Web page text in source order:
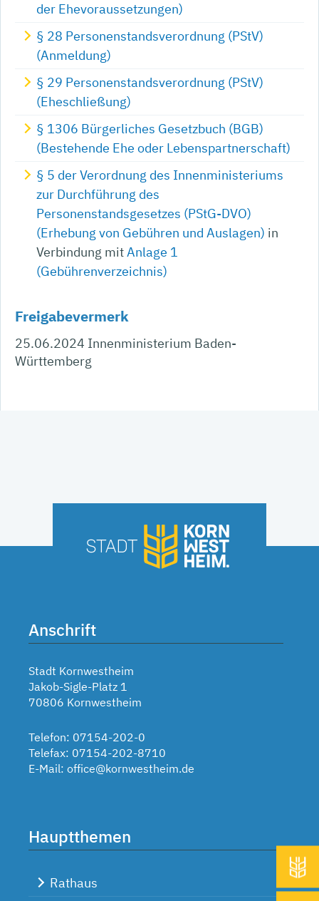
der Ehevoraussetzungen)
§ 28 Personenstandsverordnung (PStV)
(Anmeldung)
§ 29 Personenstandsverordnung (PStV)
(Eheschließung)
§ 1306 Bürgerliches Gesetzbuch (BGB)
(Bestehende Ehe oder Lebenspartnerschaft)
§ 5 der Verordnung des Innenministeriums
zur Durchführung des
Personenstandsgesetzes (PStG-DVO)
(Erhebung von Gebühren und Auslagen) in
Verbindung mitAnlage 1
(Gebührenverzeichnis)
Freigabevermerk
25.06.2024 Innenministerium Baden-
Württemberg
Anschrift
Stadt Kornwestheim
Jakob-Sigle-Platz 1
70806 Kornwestheim
Telefon: 07154-202-0
Telefax: 07154-202-8710
E-Mail: office@kornwestheim.de
Hauptthemen
Rathaus